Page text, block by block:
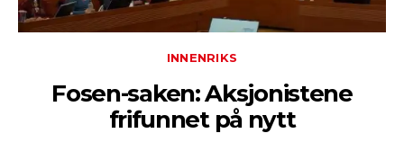
INNENRIKS
Fosen-saken: Aksjonistene
frifunnet på nytt